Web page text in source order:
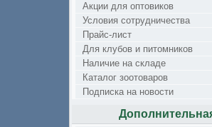
Акции для оптовиков
Условия сотрудничества
Прайс-лист
Для клубов и питомников
Наличие на складе
Каталог зоотоваров
Подписка на новости